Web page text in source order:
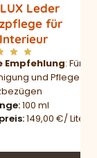
Leder
für
Empfehlung: Für
und Pflege
100 ml
149,00 €/ Liter